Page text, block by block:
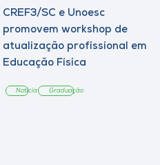
CREF3/SC e Unoesc
promovem workshop de
atualização profissional em
Educação Física
Notícia Graduação